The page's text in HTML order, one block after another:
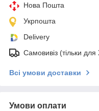
Нова Пошта
Укрпошта
Delivery
Самовивіз (тільки
Всі умови доставки
Умови оплати